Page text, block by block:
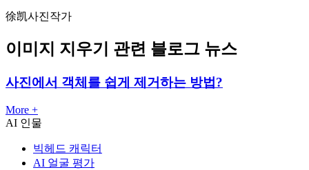
徐凯사진작가
이미지 지우기 관련 블로그 뉴스
사진에서 객체를 쉽게 제거하는 방법?
More +
AI 인물
빅헤드 캐릭터
AI 얼굴 평가